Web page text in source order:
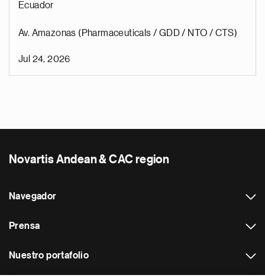
Ecuador
Av. Amazonas (Pharmaceuticals / GDD / NTO / CTS)
Jul 24, 2026
Novartis Andean & CAC region
Navegador
Prensa
Nuestro portafolio